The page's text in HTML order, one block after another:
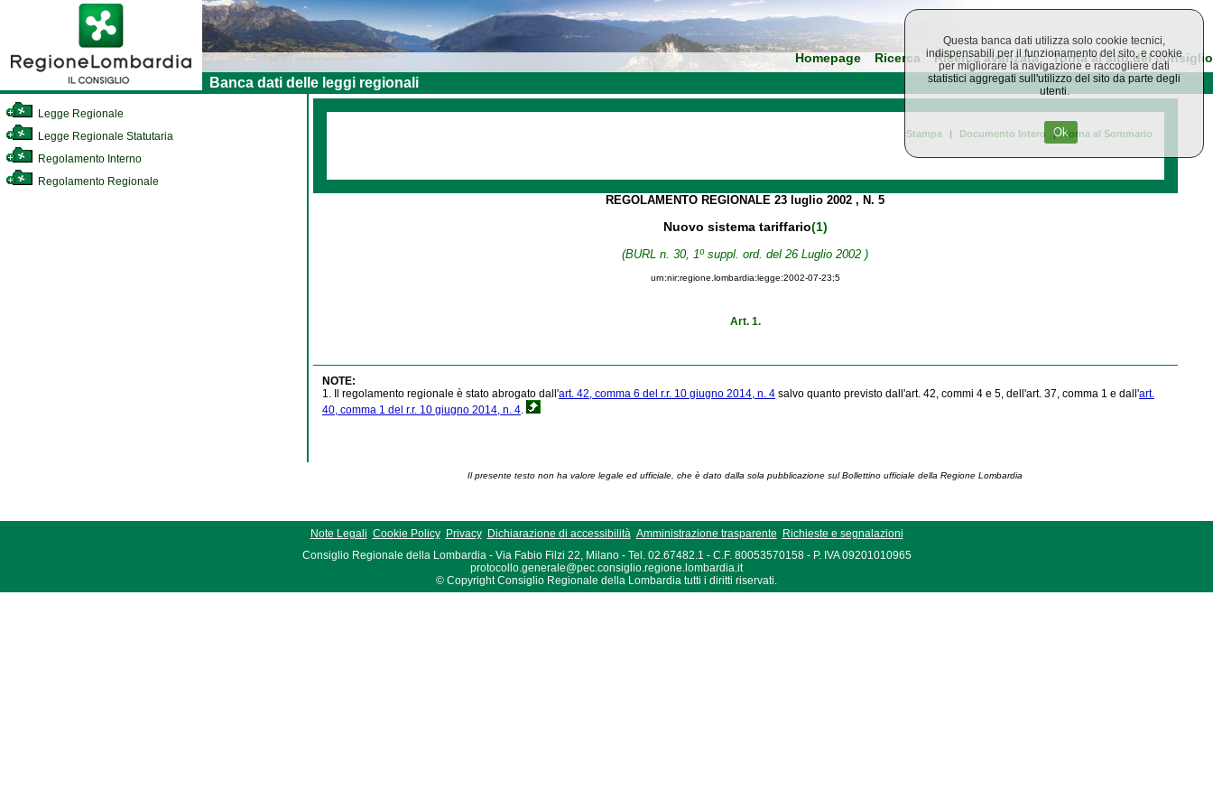
Homepage Ricerca Ricerca avanzata Torna al sito del consiglio
Banca dati delle leggi regionali
Legge Regionale
Legge Regionale Statutaria
Regolamento Interno
Regolamento Regionale
Stampa | Documento Intero | Torna al Sommario
REGOLAMENTO REGIONALE23 luglio 2002, N. 5
Nuovo sistema tariffario(1)
(BURL n. 30, 1º suppl. ord. del 26 Luglio 2002 )
urn:nir:regione.lombardia:legge:2002-07-23;5
Art. 1.
NOTE:
1. Il regolamento regionale è stato abrogato dall'art. 42, comma 6 del r.r. 10 giugno 2014, n. 4 salvo quanto previsto dall'art. 42, commi 4 e 5, dell'art. 37, comma 1 e dall'art.
40, comma 1 del r.r. 10 giugno 2014, n. 4.
Il presente testo non ha valore legale ed ufficiale, che è dato dalla sola pubblicazione sul Bollettino ufficiale della Regione Lombardia
Note Legali Cookie Policy Privacy Dichiarazione di accessibilità Amministrazione trasparente
Richieste e segnalazioni
Consiglio Regionale della Lombardia - Via Fabio Filzi 22, Milano - Tel. 02.67482.1 - C.F. 80053570158 - P. IVA 09201010965
protocollo.generale@pec.consiglio.regione.lombardia.it
© Copyright Consiglio Regionale della Lombardia tutti i diritti riservati.
Questa banca dati utilizza solo cookie tecnici,
indispensabili per il funzionamento del sito, e cookie
per migliorare la navigazione e raccogliere dati
statistici aggregati sull'utilizzo del sito da parte degli
utenti.
Ok